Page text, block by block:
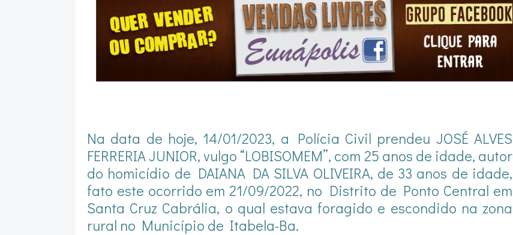
Na data de hoje, 14/01/2023, a Polícia Civil prendeu JOSÉ ALVES
FERRERIA JUNIOR, vulgo “LOBISOMEM”, com 25 anos de idade, autor
do homicídio de DAIANA DA SILVA OLIVEIRA, de 33 anos de idade,
fato este ocorrido em 21/09/2022, no Distrito de Ponto Central em
Santa Cruz Cabrália, o qual estava foragido e escondido na zona
rural no Município de Itabela-Ba.